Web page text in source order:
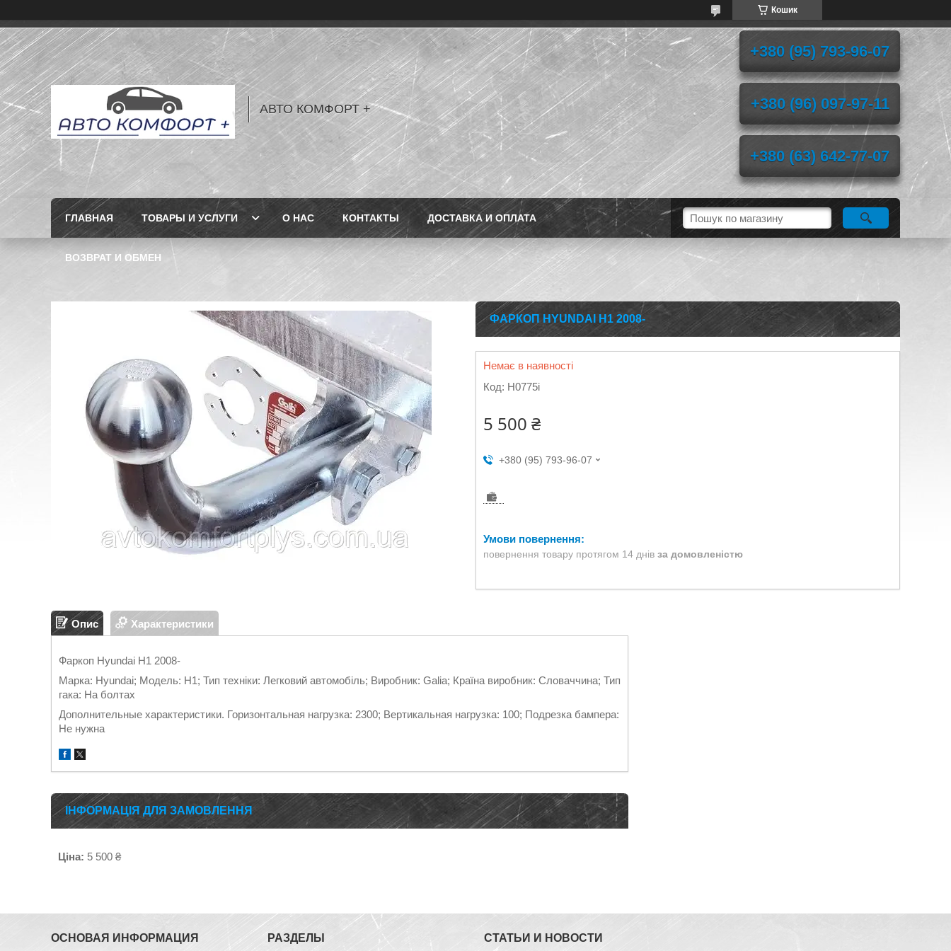
Кошик
АВТО КОМФОРТ +
+380 (95) 793-96-07
+380 (96) 097-97-11
+380 (63) 642-77-07
ГЛАВНАЯ ТОВАРЫ И УСЛУГИ О НАС КОНТАКТЫ ДОСТАВКА И ОПЛАТА
ВОЗВРАТ И ОБМЕН
ФАРКОП HYUNDAI H1 2008-
Немає в наявності
Код: H0775i
5 500 ₴
+380 (95) 793-96-07
повернення товару протягом 14 днів за домовленістю
Опис Характеристики
Фаркоп Hyundai H1 2008-
Марка: Hyundai; Модель: H1; Тип техніки: Легковий автомобіль; Виробник: Galia; Країна виробник: Словаччина; Тип
гака: На болтах
Дополнительные характеристики. Горизонтальная нагрузка: 2300; Вертикальная нагрузка: 100; Подрезка бампера:
Не нужна
ІНФОРМАЦІЯ ДЛЯ ЗАМОВЛЕННЯ
Ціна: 5 500 ₴
ОСНОВАЯ ИНФОРМАЦИЯ РАЗДЕЛЫ СТАТЬИ И НОВОСТИ